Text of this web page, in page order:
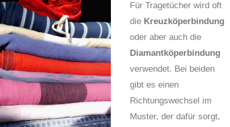
Für Tragetücher wird oft
die Kreuzköperbindung
oder aber auch die
Diamantköperbindung
verwendet. Bei beiden
gibt es einen
Richtungswechsel im
Muster, der dafür sorgt,